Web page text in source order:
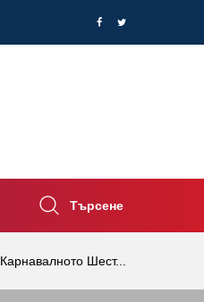
Търсене
Карнавалното Шест...